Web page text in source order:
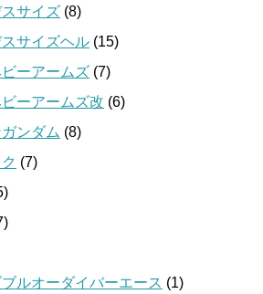
サイズ (8)
サイズヘル (15)
ーアームズ (7)
ーアームズ改 (6)
ンダム (8)
(7)
ルオーダイバーエース (1)